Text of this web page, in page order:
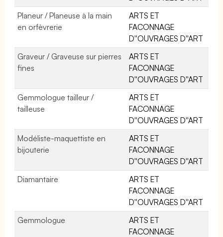
Planeur / Planeuse à la main
en orfèvrerie
ARTS ET
FACONNAGE
D''OUVRAGES D''ART
Graveur / Graveuse sur pierres
fines
ARTS ET
FACONNAGE
D''OUVRAGES D''ART
Gemmologue tailleur /
tailleuse
ARTS ET
FACONNAGE
D''OUVRAGES D''ART
Modéliste-maquettiste en
bijouterie
ARTS ET
FACONNAGE
D''OUVRAGES D''ART
Diamantaire
ARTS ET
FACONNAGE
D''OUVRAGES D''ART
Gemmologue
ARTS ET
FACONNAGE